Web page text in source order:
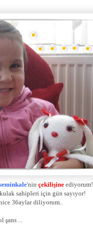
'nin çekilişine ediyorum!
sahipleri için gün sayıyor!
nice 36aylar diliyorum..
şans ...